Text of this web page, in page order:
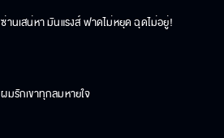
ซ่านเสน่หา มันแรงส์ ฟาดไม่หยุด ฉุดไม่อยู่!
ผมรักเขาทุกลมหายใจ